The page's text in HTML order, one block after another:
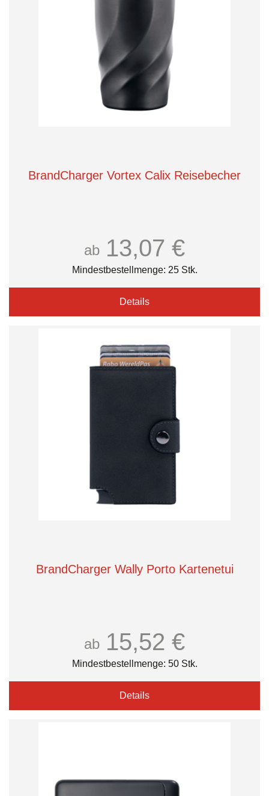
BrandCharger Vortex Calix Reisebecher
ab 13,07 €
Mindestbestellmenge: 25 Stk.
Details
BrandCharger Wally Porto Kartenetui
ab 15,52 €
Mindestbestellmenge: 50 Stk.
Details